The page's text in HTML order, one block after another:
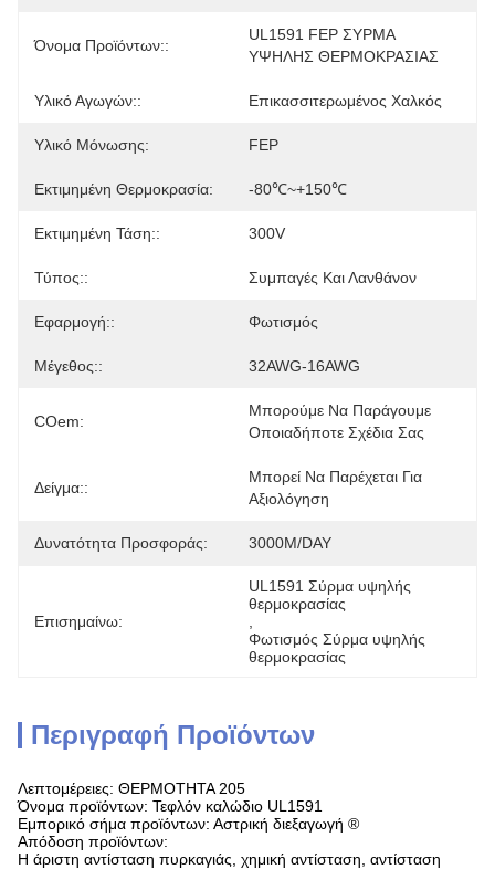
Όνομα Προϊόντων::
UL1591 FEP ΣΥΡΜΑ
ΥΨΗΛΗΣ ΘΕΡΜΟΚΡΑΣΙΑΣ
Υλικό Αγωγών:: Επικασσιτερωμένος Χαλκός
Υλικό Μόνωσης: FEP
Εκτιμημένη Θερμοκρασία: -80℃~+150℃
Εκτιμημένη Τάση:: 300V
Τύπος:: Συμπαγές Και Λανθάνον
Εφαρμογή:: Φωτισμός
Μέγεθος:: 32AWG-16AWG
COem:
Μπορούμε Να Παράγουμε
Οποιαδήποτε Σχέδια Σας
Δείγμα::
Μπορεί Να Παρέχεται Για
Αξιολόγηση
Δυνατότητα Προσφοράς: 3000M/DAY
Επισημαίνω:
UL1591 Σύρμα υψηλής
θερμοκρασίας
Φωτισμός Σύρμα υψηλής
θερμοκρασίας
Περιγραφή Προϊόντων
Λεπτομέρειες: ΘΕΡΜΟΤΗΤΑ 205
Όνομα προϊόντων: Τεφλόν καλώδιο UL1591
Εμπορικό σήμα προϊόντων: Αστρική διεξαγωγή ®
Απόδοση προϊόντων:
Η άριστη αντίσταση πυρκαγιάς, χημική αντίσταση, αντίσταση